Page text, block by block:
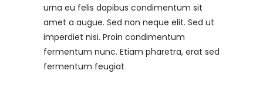
urna eu felis dapibus condimentum sit
amet a augue. Sed non neque elit. Sed ut
imperdiet nisi. Proin condimentum
fermentum nunc. Etiam pharetra, erat sed
fermentum feugiat